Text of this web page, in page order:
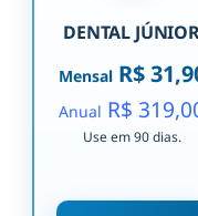
DENTAL
MensalR$
Anual R$
Use em 90 dias.